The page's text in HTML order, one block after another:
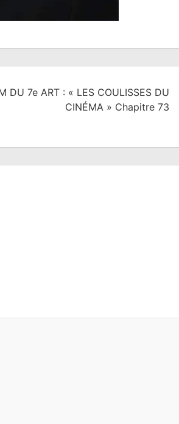
DU 7e ART : « LES COULISSES DU
CINÉMA » Chapitre 73